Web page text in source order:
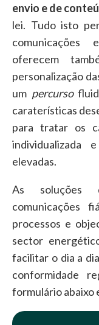
envio e de
lei. Tudo isto
comunicações
oferecem
personalização
um percurso
caraterísticas
para tratar os
individualizada
elevadas.
As soluções
comunicações
processos e
sector
facilitar o dia a
conformidade
formulário abaixo